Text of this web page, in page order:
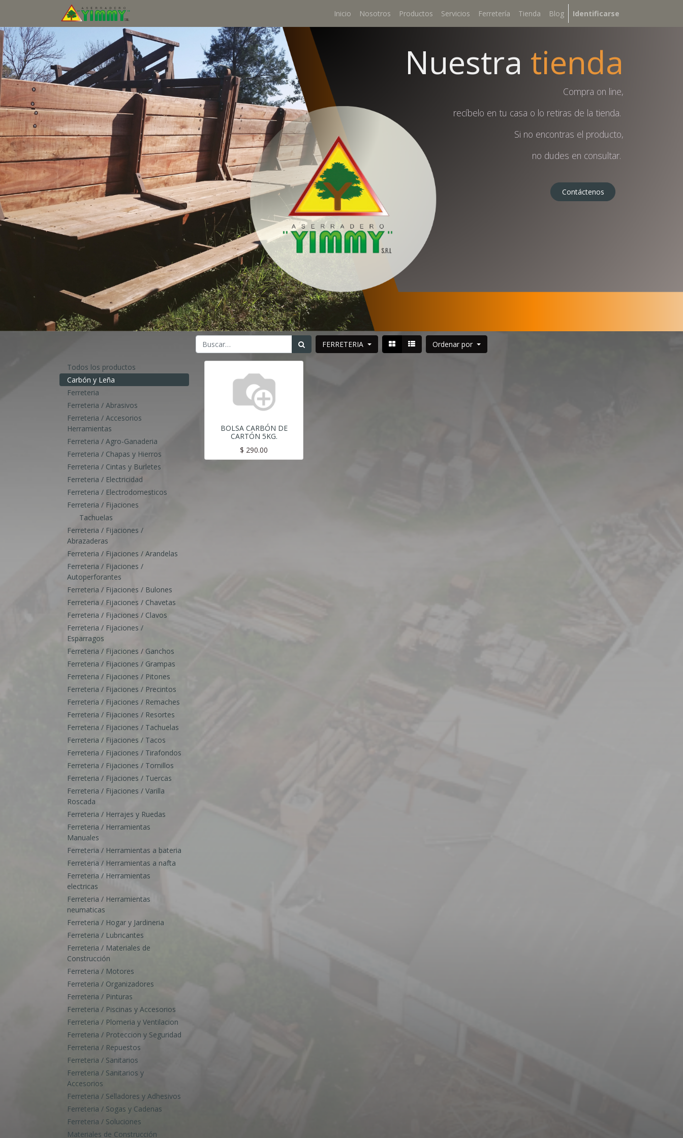
Inicio Nosotros Productos Servicios Ferretería Tienda Blog Identificarse
Nuestra tienda
Compra on line,
recíbelo en tu casa o lo retiras de la tienda.
Si no encontras el producto,
no dudes en consultar.
Contáctenos
FERRETERIA Ordenar por
Todos los productos
Carbón y Leña
Ferreteria
Ferreteria / Abrasivos
Ferreteria / Accesorios
Herramientas
Ferreteria / Agro-Ganaderia
Ferreteria / Chapas y Hierros
Ferreteria / Cintas y Burletes
Ferreteria / Electricidad
Ferreteria / Electrodomesticos
Ferreteria / Fijaciones
Tachuelas
Ferreteria / Fijaciones /
Abrazaderas
Ferreteria / Fijaciones / Arandelas
Ferreteria / Fijaciones /
Autoperforantes
Ferreteria / Fijaciones / Bulones
Ferreteria / Fijaciones / Chavetas
Ferreteria / Fijaciones / Clavos
Ferreteria / Fijaciones /
Esparragos
Ferreteria / Fijaciones / Ganchos
Ferreteria / Fijaciones / Grampas
Ferreteria / Fijaciones / Pitones
Ferreteria / Fijaciones / Precintos
Ferreteria / Fijaciones / Remaches
Ferreteria / Fijaciones / Resortes
Ferreteria / Fijaciones / Tachuelas
Ferreteria / Fijaciones / Tacos
Ferreteria / Fijaciones / Tirafondos
Ferreteria / Fijaciones / Tornillos
Ferreteria / Fijaciones / Tuercas
Ferreteria / Fijaciones / Varilla
Roscada
Ferreteria / Herrajes y Ruedas
Ferreteria / Herramientas
Manuales
Ferreteria / Herramientas a bateria
Ferreteria / Herramientas a nafta
Ferreteria / Herramientas
electricas
Ferreteria / Herramientas
neumaticas
Ferreteria / Hogar y Jardineria
Ferreteria / Lubricantes
Ferreteria / Materiales de
Construcción
Ferreteria / Motores
Ferreteria / Organizadores
Ferreteria / Pinturas
Ferreteria / Piscinas y Accesorios
Ferreteria / Plomeria y Ventilacion
Ferreteria / Proteccion y Seguridad
Ferreteria / Repuestos
Ferreteria / Sanitarios
Ferreteria / Sanitarios y
Accesorios
Ferreteria / Selladores y Adhesivos
Ferreteria / Sogas y Cadenas
Ferreteria / Soluciones
Materiales de Construcción
BOLSA CARBÓN DE
CARTÓN 5KG.
$ 290.00